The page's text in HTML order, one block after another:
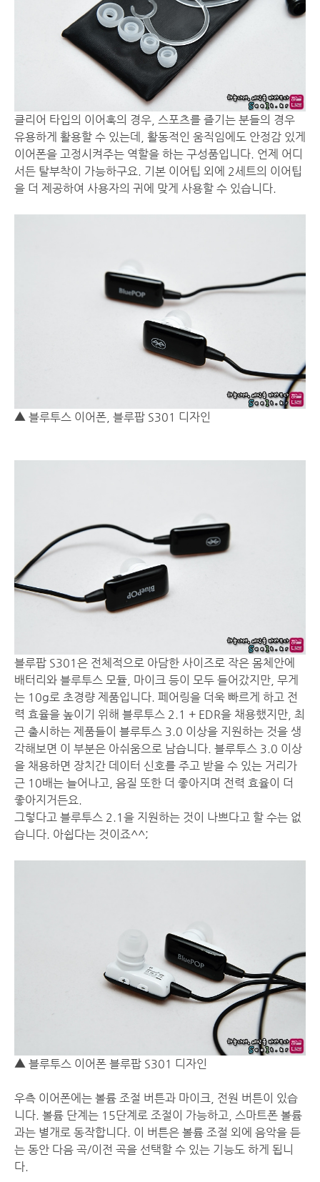
클리어 타입의 이어훅의 경우, 스포츠를 즐기는 분들의 경우
유용하게 활용할 수 있는데, 활동적인 움직임에도 안정감 있게
이어폰을 고정시켜주는 역할을 하는 구성품입니다. 언제 어디
서든 탈부착이 가능하구요. 기본 이어팁 외에 2세트의 이어팁
을 더 제공하여 사용자의 귀에 맞게 사용할 수 있습니다.
▲ 블루투스 이어폰, 블루팝 S301 디자인
블루팝 S301은 전체적으로 아담한 사이즈로 작은 몸체안에
배터리와 블루투스 모듈, 마이크 등이 모두 들어갔지만, 무게
는 10g로 초경량 제품입니다. 페어링을 더욱 빠르게 하고 전
력 효율을 높이기 위해 블루투스 2.1 + EDR을 채용했지만, 최
근 출시하는 제품들이 블루투스 3.0 이상을 지원하는 것을 생
각해보면 이 부분은 아쉬움으로 남습니다. 블루투스 3.0 이상
을 채용하면 장치간 데이터 신호를 주고 받을 수 있는 거리가
근 10배는 늘어나고, 음질 또한 더 좋아지며 전력 효율이 더
좋아지거든요.
그렇다고 블루투스 2.1을 지원하는 것이 나쁘다고 할 수는 없
습니다. 아쉽다는 것이죠^^;
▲ 블루투스 이어폰 블루팝 S301 디자인
우측 이어폰에는 볼륨 조절 버튼과 마이크, 전원 버튼이 있습
니다. 볼륨 단계는 15단계로 조절이 가능하고, 스마트폰 볼륨
과는 별개로 동작합니다. 이 버튼은 볼륨 조절 외에 음악을 듣
는 동안 다음 곡/이전 곡을 선택할 수 있는 기능도 하게 됩니
다.